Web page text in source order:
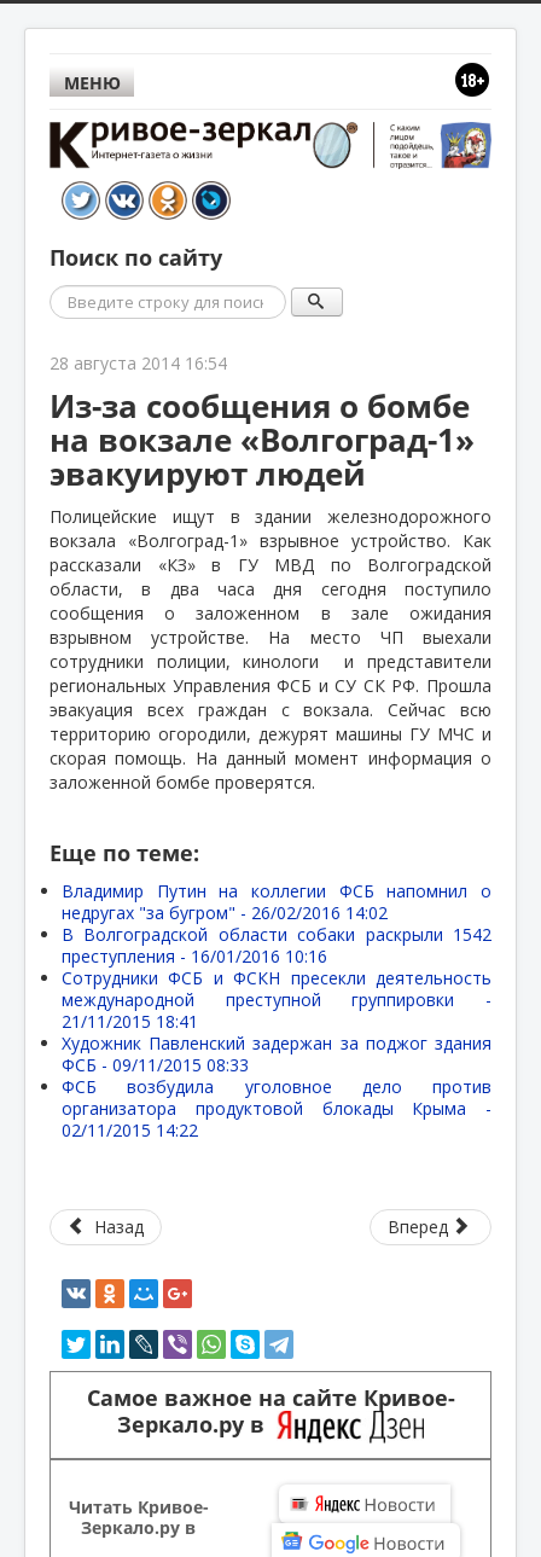
МЕНЮ
Поиск по сайту
Поиск
28 августа 2014 16:54
Из-за сообщения о бомбе
на вокзале «Волгоград-1»
эвакуируют людей
Полицейские ищут в здании железнодорожного
вокзала «Волгоград-1» взрывное устройство. Как
рассказали «КЗ» в ГУ МВД по Волгоградской
области, в два часа дня сегодня поступило
сообщения о заложенном в зале ожидания
взрывном устройстве. На место ЧП выехали
сотрудники полиции, кинологи
и представители
региональных Управления ФСБ и СУ СК РФ. Прошла
эвакуация всех граждан с вокзала. Сейчас всю
территорию огородили, дежурят машины ГУ МЧС и
скорая помощь. На данный момент информация о
заложенной бомбе проверятся.
Еще по теме:
Владимир Путин на коллегии ФСБ напомнил о
недругах "за бугром" - 26/02/2016 14:02
В Волгоградской области собаки раскрыли 1542
преступления - 16/01/2016 10:16
Сотрудники ФСБ и ФСКН пресекли деятельность
международной преступной группировки -
21/11/2015 18:41
Художник Павленский задержан за поджог здания
ФСБ - 09/11/2015 08:33
ФСБ возбудила уголовное дело против
организатора продуктовой блокады Крыма -
02/11/2015 14:22
Назад Вперед
Самое важное на сайте Кривое-
Зеркало.ру в
Читать Кривое-
Зеркало.ру в